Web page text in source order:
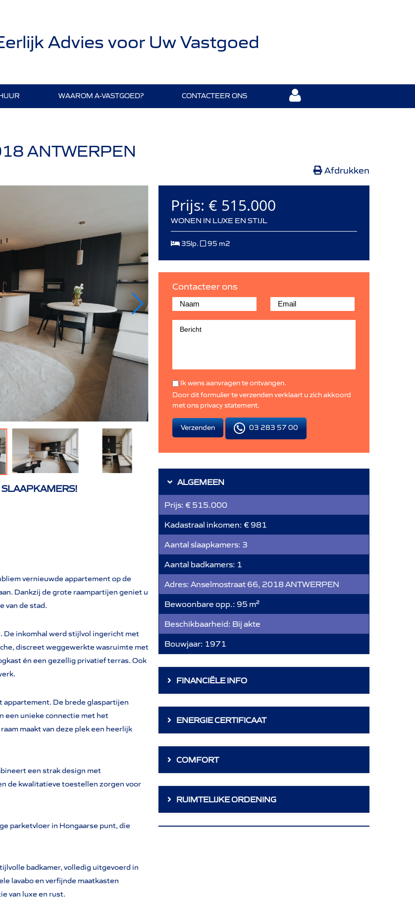
Advies voor Uw Vastgoed
WAAROM A-VASTGOED? CONTACTEER ONS
ANTWERPEN
Afdrukken
vernieuwde appartement op de
Dankzij de grote raampartijen geniet u
van de stad.
De inkomhal werd stijlvol ingericht met
discreet weggewerkte wasruimte met
én een gezellig privatief terras. Ook
De brede glaspartijen
een unieke connectie met het
maakt van deze plek een heerlijk
een strak design met
de kwalitatieve toestellen zorgen voor
parketvloer in Hongaarse punt, die
badkamer, volledig uitgevoerd in
lavabo en verfijnde maatkasten
van luxe en rust.
Prijs: € 515.000
WONEN IN LUXE EN STIJL
3Slp. 95 m2
Contacteer ons
Ik wens aanvragen te ontvangen.
Door dit formulier te verzenden verklaart u zich akkoord
met ons privacy statement.
Verzenden 03 283 57 00
ALGEMEEN
Prijs: € 515.000
Kadastraal inkomen: € 981
Aantal slaapkamers: 3
Aantal badkamers: 1
Adres: Anselmostraat 66, 2018 ANTWERPEN
Bewoonbare opp.: 95 m²
Beschikbaarheid: Bij akte
Bouwjaar: 1971
FINANCIËLE INFO
ENERGIE CERTIFICAAT
COMFORT
RUIMTELIJKE ORDENING